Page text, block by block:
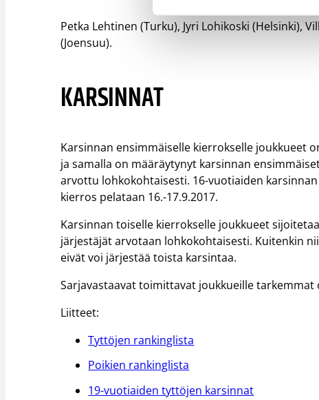
Petka Lehtinen (Turku), Jyri Lohikoski (Helsinki),
(Joensuu).
KARSINNAT
Karsinnan ensimmäiselle kierrokselle joukkueet
ja samalla on määräytynyt karsinnan
arvottu lohkokohtaisesti. 16-vuotiaiden
kierros pelataan 16.-17.9.2017.
Karsinnan toiselle kierrokselle joukkueet
järjestäjät arvotaan lohkokohtaisesti. Kuitenkin
eivät voi järjestää toista karsintaa.
Sarjavastaavat toimittavat joukkueille
Liitteet:
Tyttöjen rankinglista
Poikien rankinglista
19-vuotiaiden tyttöjen karsinnat